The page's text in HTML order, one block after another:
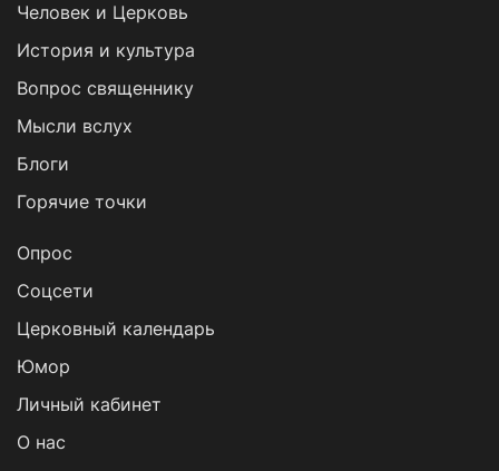
Человек и Церковь
История и культура
Вопрос священнику
Мысли вслух
Блоги
Горячие точки
Опрос
Cоцсети
Церковный календарь
Юмор
Личный кабинет
О нас